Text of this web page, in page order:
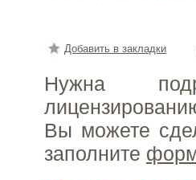
Добавить в закладки
Нужна
Вы можете
заполните